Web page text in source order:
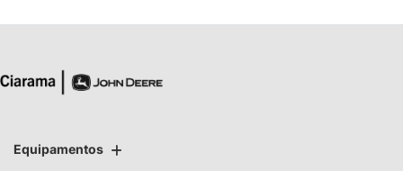
Equipamentos